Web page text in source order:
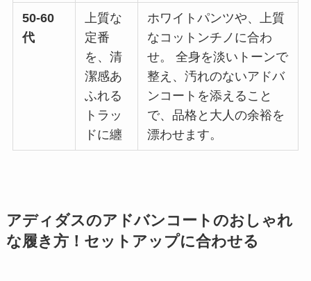
50-60
代
上質な
定番
を、清
潔感あ
ふれる
トラッ
ドに纏
ホワイトパンツや、上質
なコットンチノに合わ
せ。 全身を淡いトーンで
整え、汚れのないアドバ
ンコートを添えること
で、品格と大人の余裕を
漂わせます。
アディダスのアドバンコートのおしゃれ
な履き方！セットアップに合わせる